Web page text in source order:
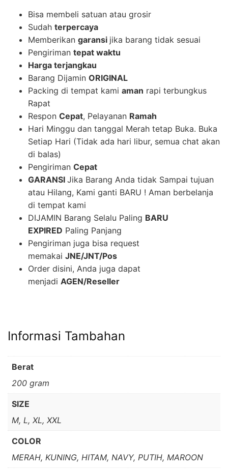
Bisa membeli satuan atau grosir
Sudah terpercaya
Memberikan garansi jika barang tidak sesuai
Pengiriman tepat waktu
Harga terjangkau
Barang Dijamin ORIGINAL
Packing di tempat kami aman rapi terbungkus
Rapat
Respon Cepat, Pelayanan Ramah
Hari Minggu dan tanggal Merah tetap Buka. Buka
Setiap Hari (Tidak ada hari libur, semua chat akan
di balas)
Pengiriman Cepat
GARANSI Jika Barang Anda tidak Sampai tujuan
atau Hilang, Kami ganti BARU ! Aman berbelanja
di tempat kami
DIJAMIN Barang Selalu Paling BARU
EXPIRED Paling Panjang
Pengiriman juga bisa request
memakai JNE/JNT/Pos
Order disini, Anda juga dapat
menjadi AGEN/Reseller
Informasi Tambahan
Berat
200 gram
SIZE
M, L, XL, XXL
COLOR
MERAH, KUNING, HITAM, NAVY, PUTIH, MAROON